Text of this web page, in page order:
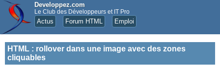
Developpez.com
Le Club des Développeurs et IT Pro
Actus Forum HTML Emploi
HTML : rollover dans une image avec des zones
cliquables